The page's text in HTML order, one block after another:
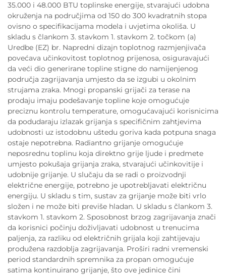
35.000 i 48.000 BTU toplinske energije, stvarajući udobna
okruženja na područjima od 150 do 300 kvadratnih stopa
ovisno o specifikacijama modela i uvjetima okoliša. U
skladu s člankom 3. stavkom 1. stavkom 2. točkom (a)
Uredbe (EZ) br. Napredni dizajn toplotnog razmjenjivača
povećava učinkovitost toplotnog prijenosa, osiguravajući
da veći dio generirane topline stigne do namijenjenog
područja zagrijavanja umjesto da se izgubi u okolnim
strujama zraka. Mnogi propanski grijači za terase na
prodaju imaju podešavanje topline koje omogućuje
preciznu kontrolu temperature, omogućavajući korisnicima
da podudaraju izlazak grijanja s specifičnim zahtjevima
udobnosti uz istodobnu uštedu goriva kada potpuna snaga
ostaje nepotrebna. Radiantno grijanje omogućuje
neposrednu toplinu koja direktno grije ljude i predmete
umjesto pokušaja grijanja zraka, stvarajući učinkovitije i
udobnije grijanje. U slučaju da se radi o proizvodnji
električne energije, potrebno je upotrebljavati električnu
energiju. U skladu s tim, sustav za grijanje može biti vrlo
složen i ne može biti previše hladan. U skladu s člankom 3.
stavkom 1. stavkom 2. Sposobnost brzog zagrijavanja znači
da korisnici počinju doživljavati udobnost u trenucima
paljenja, za razliku od električnih grijala koji zahtijevaju
produžena razdoblja zagrijavanja. Proširi radni vremenski
period standardnih spremnika za propan omogućuje
satima kontinuirano grijanje, što ove jedinice čini